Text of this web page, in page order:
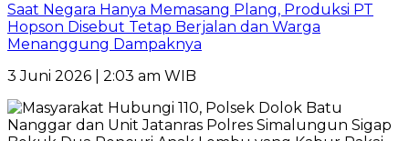
Saat Negara Hanya Memasang Plang, Produksi PT
Hopson Disebut Tetap Berjalan dan Warga
Menanggung Dampaknya
3 Juni 2026 | 2:03 am WIB